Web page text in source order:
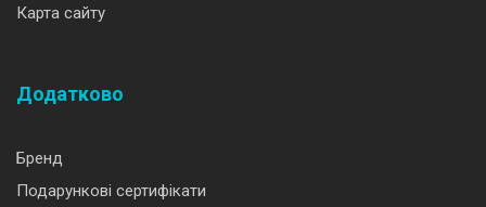
Карта сайту
Додатково
Бренд
Подарункові сертифікати